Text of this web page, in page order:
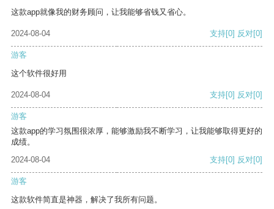
这款app就像我的财务顾问，让我能够省钱又省心。
2024-08-04 支持[0] 反对[0]
游客
这个软件很好用
2024-08-04 支持[0] 反对[0]
游客
这款app的学习氛围很浓厚，能够激励我不断学习，让我能够取得更好的
成绩。
2024-08-04
支持[0] 反对[0]
游客
这款软件简直是神器，解决了我所有问题。